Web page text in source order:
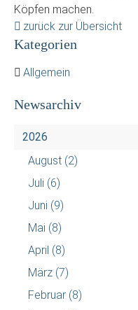
Köpfen machen.
zurück zur Übersicht
Kategorien
Allgemein
Newsarchiv
2026
August (2)
Juli (6)
Juni (9)
Mai (8)
April (8)
März (7)
Februar (8)